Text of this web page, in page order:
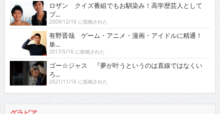
ロザン クイズ番組でもお馴染み！高学歴芸人として
ブ...
2009/12/16 に投稿された
有野晋哉 ゲーム・アニメ・漫画・アイドルに精通！
単...
2017/5/16 に投稿された
ゴー☆ジャス 『夢が叶うというのは直線ではなくい
ろ...
2021/11/16 に投稿された